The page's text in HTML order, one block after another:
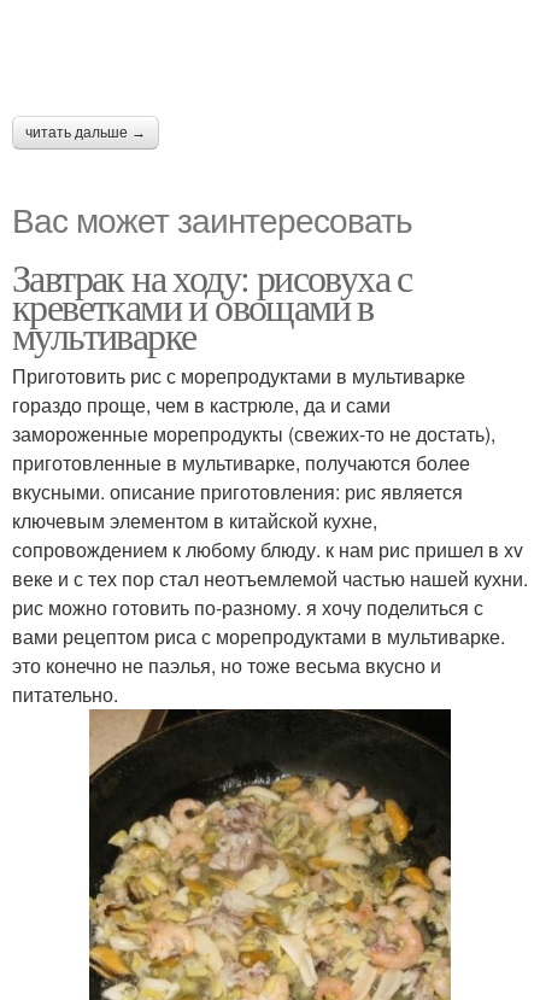
читать дальше →
Вас может заинтересовать
Завтрак на ходу: рисовуха с
креветками и овощами в
мультиварке
Приготовить рис с морепродуктами в мультиварке
гораздо проще, чем в кастрюле, да и сами
замороженные морепродукты (свежих-то не достать),
приготовленные в мультиварке, получаются более
вкусными. описание приготовления: рис является
ключевым элементом в китайской кухне,
сопровождением к любому блюду. к нам рис пришел в xv
веке и с тех пор стал неотъемлемой частью нашей кухни.
рис можно готовить по-разному. я хочу поделиться с
вами рецептом риса с морепродуктами в мультиварке.
это конечно не паэлья, но тоже весьма вкусно и
питательно.